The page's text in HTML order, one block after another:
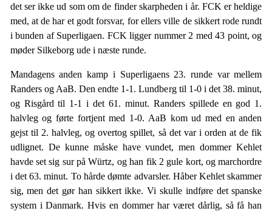
det ser ikke ud som om de finder skarpheden i år. FCK er heldige
med, at de har et godt forsvar, for ellers ville de sikkert rode rundt
i bunden af Superligaen. FCK ligger nummer 2 med 43 point, og
møder Silkeborg ude i næste runde.
Mandagens anden kamp i Superligaens 23. runde var mellem
Randers og AaB. Den endte 1-1. Lundberg til 1-0 i det 38. minut,
og Risgård til 1-1 i det 61. minut. Randers spillede en god 1.
halvleg og førte fortjent med 1-0. AaB kom ud med en anden
gejst til 2. halvleg, og overtog spillet, så det var i orden at de fik
udlignet. De kunne måske have vundet, men dommer Kehlet
havde set sig sur på Würtz, og han fik 2 gule kort, og marchordre
i det 63. minut. To hårde dømte advarsler. Håber Kehlet skammer
sig, men det gør han sikkert ikke. Vi skulle indføre det spanske
system i Danmark. Hvis en dommer har været dårlig, så få han